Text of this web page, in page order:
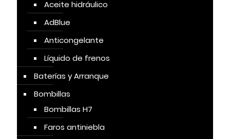
Aceite hidráulico
AdBlue
Anticongelante
Líquido de frenos
Baterías y Arranque
Bombillas
Bombillas H7
Faros antiniebla